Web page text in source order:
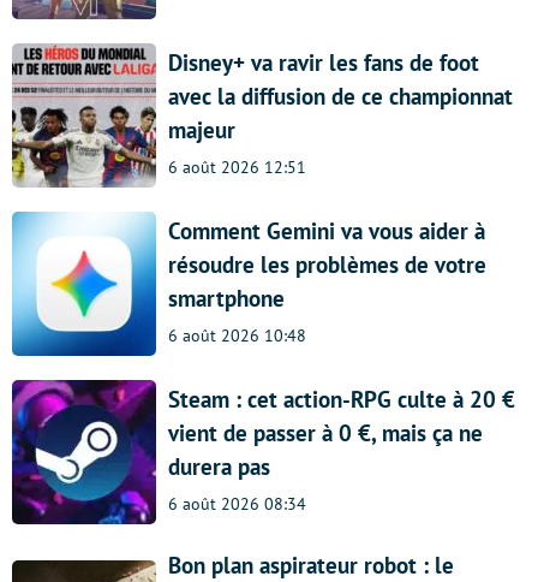
Disney+ va ravir les fans de foot
avec la diffusion de ce championnat
majeur
6 août 2026 12:51
Comment Gemini va vous aider à
résoudre les problèmes de votre
smartphone
6 août 2026 10:48
Steam : cet action-RPG culte à 20 €
vient de passer à 0 €, mais ça ne
durera pas
6 août 2026 08:34
Bon plan aspirateur robot : le